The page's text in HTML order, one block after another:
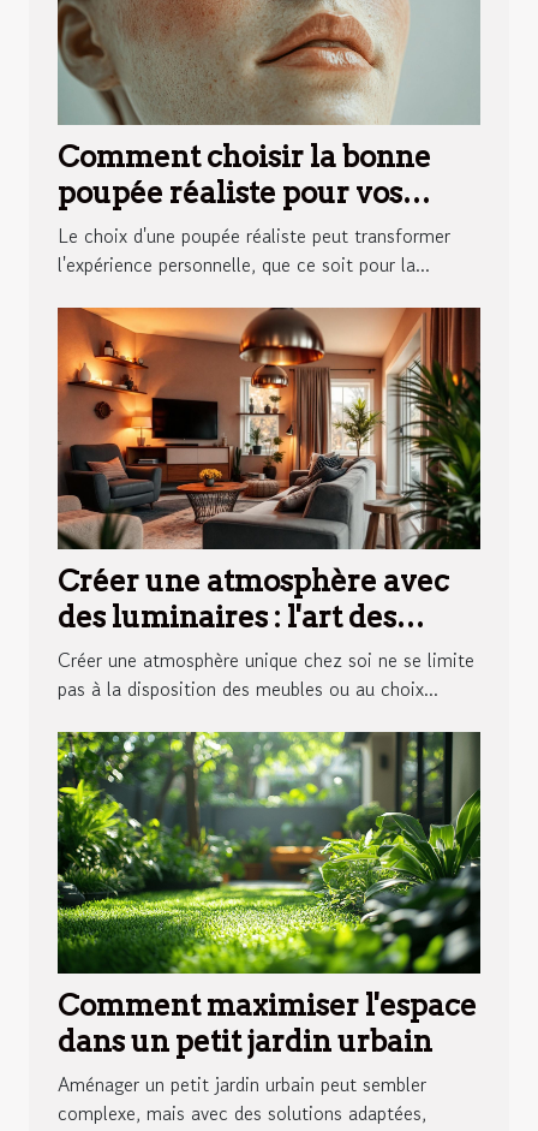
Comment choisir la bonne
poupée réaliste pour vos
besoins personnels ?
Le choix d'une poupée réaliste peut transformer
l'expérience personnelle, que ce soit pour la...
Créer une atmosphère avec
des luminaires : l'art des
appliques murales
Créer une atmosphère unique chez soi ne se limite
pas à la disposition des meubles ou au choix...
Comment maximiser l'espace
dans un petit jardin urbain
Aménager un petit jardin urbain peut sembler
complexe, mais avec des solutions adaptées,